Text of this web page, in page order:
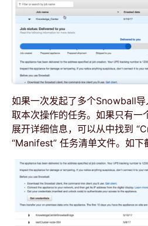
如果一次发起了多个Snowball
取本次操作的任务。如果只有一
展开详细信息，可以从中找到
“Manifest” 任务清单文件。如下